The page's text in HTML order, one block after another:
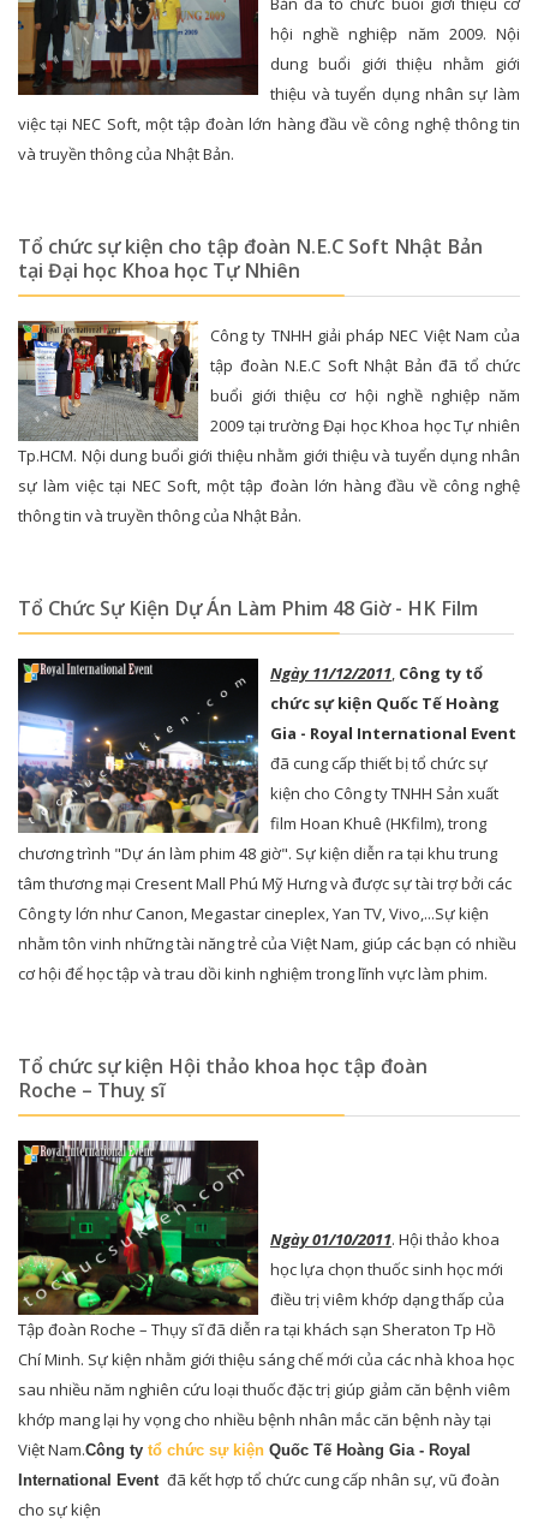
hội nghề nghiệp năm 2009. Nội
dung buổi giới thiệu nhằm giới
thiệu và tuyển dụng nhân sự làm
việc tại NEC Soft, một tập đoàn lớn hàng đầu về công nghệ thông tin
và truyền thông của Nhật Bản.
Tổ chức sự kiện cho tập đoàn N.E.C Soft Nhật Bản
tại Đại học Khoa học Tự Nhiên
Công ty TNHH giải pháp NEC Việt Nam của
tập đoàn N.E.C Soft Nhật Bản đã tổ chức
buổi giới thiệu cơ hội nghề nghiệp năm
2009 tại trường Đại học Khoa học Tự nhiên
Tp.HCM. Nội dung buổi giới thiệu nhằm giới thiệu và tuyển dụng nhân
sự làm việc tại NEC Soft, một tập đoàn lớn hàng đầu về công nghệ
thông tin và truyền thông của Nhật Bản.
Tổ Chức Sự Kiện Dự Án Làm Phim 48 Giờ - HK Film
Ngày 11/12/2011, Công ty tổ
chức sự kiện Quốc Tế Hoàng
Gia - Royal International Event
đã cung cấp thiết bị tổ chức sự
kiện cho Công ty TNHH Sản xuất
film Hoan Khuê (HKfilm), trong
chương trình "Dự án làm phim 48 giờ". Sự kiện diễn ra tại khu trung
tâm thương mại Cresent Mall Phú Mỹ Hưng và được sự tài trợ bởi các
Công ty lớn như Canon, Megastar cineplex, Yan TV, Vivo,...Sự kiện
nhằm tôn vinh những tài năng trẻ của Việt Nam, giúp các bạn có nhiều
cơ hội để học tập và trau dồi kinh nghiệm trong lĩnh vực làm phim.
Tổ chức sự kiện Hội thảo khoa học tập đoàn
Roche – Thuỵ sĩ
Ngày 01/10/2011. Hội thảo khoa
học lựa chọn thuốc sinh học mới
điều trị viêm khớp dạng thấp của
Tập đoàn Roche – Thụy sĩ đã diễn ra tại khách sạn Sheraton Tp Hồ
Chí Minh. Sự kiện nhằm giới thiệu sáng chế mới của các nhà khoa học
sau nhiều năm nghiên cứu loại thuốc đặc trị giúp giảm căn bệnh viêm
khớp mang lại hy vọng cho nhiều bệnh nhân mắc căn bệnh này tại
Việt Nam.Công ty tổ chức sự kiện Quốc Tế Hoàng Gia - Royal
International Event đã kết hợp tổ chức cung cấp nhân sự, vũ đoàn
cho sự kiện